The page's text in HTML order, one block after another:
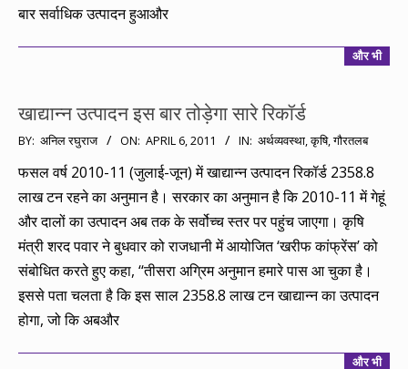
बार सर्वाधिक उत्पादन हुआऔर
और भी
खाद्यान्न उत्पादन इस बार तोड़ेगा सारे रिकॉर्ड
2011-
BY: अनिल रघुराज ON: APRIL 6, 2011 IN: अर्थव्यवस्था,कृषि,गौरतलब
फसल वर्ष 2010-11 (जुलाई-जून) में खाद्यान्न उत्पादन रिकॉर्ड 2358.8
लाख टन रहने का अनुमान है। सरकार का अनुमान है कि 2010-11 में गेहूं
और दालों का उत्पादन अब तक के सर्वोच्च स्तर पर पहुंच जाएगा। कृषि
मंत्री शरद पवार ने बुधवार को राजधानी में आयोजित ‘खरीफ कांफ्रेंस’ को
संबोधित करते हुए कहा, ‘‘तीसरा अग्रिम अनुमान हमारे पास आ चुका है।
इससे पता चलता है कि इस साल 2358.8 लाख टन खाद्यान्न का उत्पादन
होगा, जो कि अबऔर
और भी